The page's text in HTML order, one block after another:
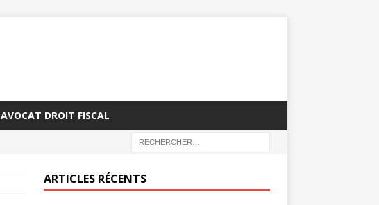
AVOCAT DROIT FISCAL
ARTICLES RÉCENTS